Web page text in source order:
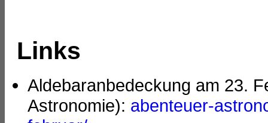
Links
Aldebaranbedeckung am 23.
Astronomie): abenteuer-